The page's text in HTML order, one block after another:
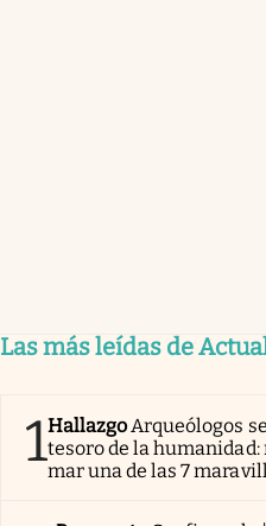
Las más leídas de
1Hallazgo Arqueólogos
tesoro de la
mar una de las 7